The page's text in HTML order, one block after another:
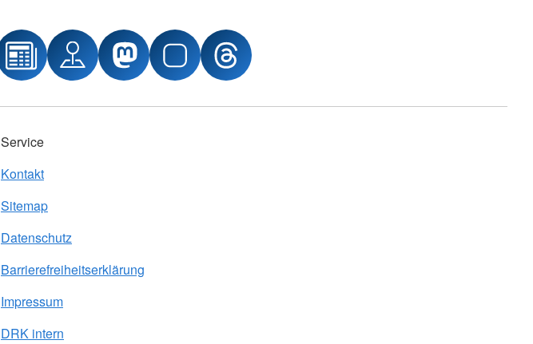
Service
Kontakt
Sitemap
Datenschutz
Barrierefreiheitserklärung
Impressum
DRK intern